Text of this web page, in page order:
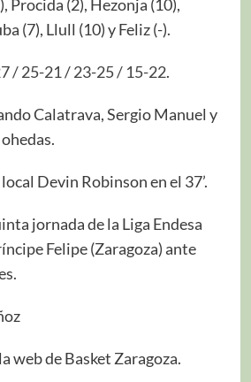
Procida (2), Hezonja (10),
(7), Llull (10) y Feliz (-).
/ 25-21/23-25 / 15-22.
Calatrava, Sergio Manuel y
Devin Robinson en el 37’.
jornada de la Liga Endesa
Felipe (Zaragoza) ante
web de Basket Zaragoza.